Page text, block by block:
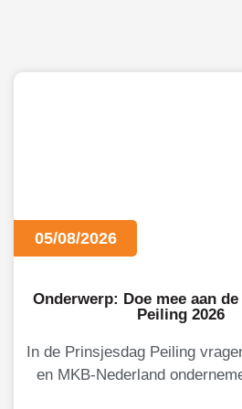
05/08/2026
Onderwerp: Doe mee aan
Peiling 2026
In de Prinsjesdag Peiling
en MKB-Nederland